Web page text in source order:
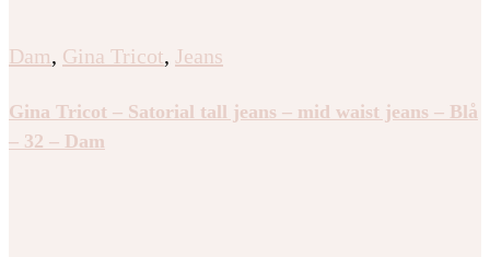
Dam, Gina Tricot, Jeans
Gina Tricot – Satorial tall jeans – mid waist jeans – Blå
– 32 – Dam